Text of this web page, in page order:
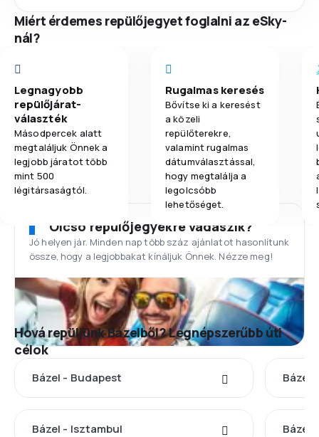
Miért érdemes repülőjegyet foglalni az eSky-
nál?
Legnagyobb
repülőjárat-
választék
Másodpercek alatt
megtaláljuk Önnek a
legjobb járatot több
mint 500
légitársaságtól.
Rugalmas keresés
Bővítse ki a keresést
a közeli
repülőterekre,
valamint rugalmas
dátumválasztással,
hogy megtalálja a
legolcsóbb
lehetőséget.
Olcsó repülőjegyekre vadászik?
Jó helyen jár. Minden nap több száz ajánlatot hasonlítunk
össze, hogy a legjobbakat kínáljuk Önnek. Nézze meg!
Hová repüljünk Bázelből? Legnépszerűbb úti
célok
Bázel - Budapest Bázel
Bázel - Isztambul Bázel